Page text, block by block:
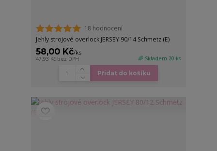
18 hodnocení
Jehly strojové overlock JERSEY 90/14 Schmetz (E)
58,00 Kč/ks
47,93 Kč bez DPH 🌈 Skladem 20 ks
Přidat do košíku